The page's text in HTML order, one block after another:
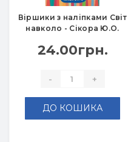
Віршики з наліпками Світ
навколо - Сікора Ю.О.
24.00грн.
- +
ДО КОШИКА